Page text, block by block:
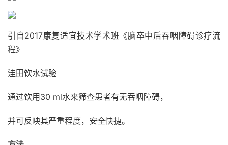
引自2017康复适宜技术学术班《脑卒中后吞咽障碍诊疗流
程》
洼田饮水试验
通过饮用30 ml水来筛查患者有无吞咽障碍，
并可反映其严重程度，安全快捷。